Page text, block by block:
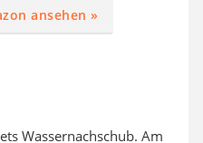
ansehen »
Wassernachschub. Am